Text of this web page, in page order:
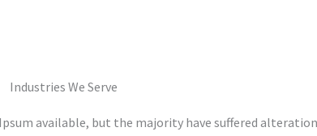
Industries We Serve
available, but the majority have suffered